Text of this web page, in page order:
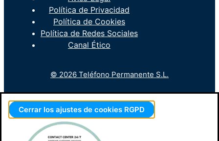
Política de Privacidad
Política de Cookies
Política de Redes Sociales
Canal Ético
© 2026 Teléfono Permanente S.L.
Cerrar los ajustes de cookies RGPD